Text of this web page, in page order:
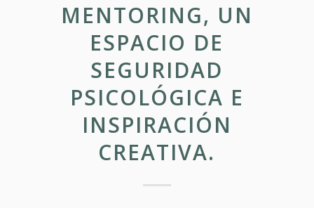
MENTORING, UN
ESPACIO DE
SEGURIDAD
PSICOLÓGICA E
INSPIRACIÓN
CREATIVA.